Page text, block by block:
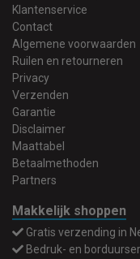
Klantenservice
Contact
Algemene voorwaarden
Ruilen en retourneren
Privacy
Verzenden
Garantie
Disclaimer
Maattabel
Betaalmethoden
Partners
Makkelijk shoppen
Gratis verzending in
Bedruk- en